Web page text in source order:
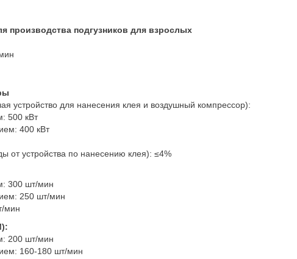
производства подгузников для взрослых
устройство для нанесения клея и воздушный компрессор):
500 кВт
400 кВт
от устройства по нанесению клея): ≤4%
300 шт/мин
250 шт/мин
мин
200 шт/мин
160-180 шт/мин